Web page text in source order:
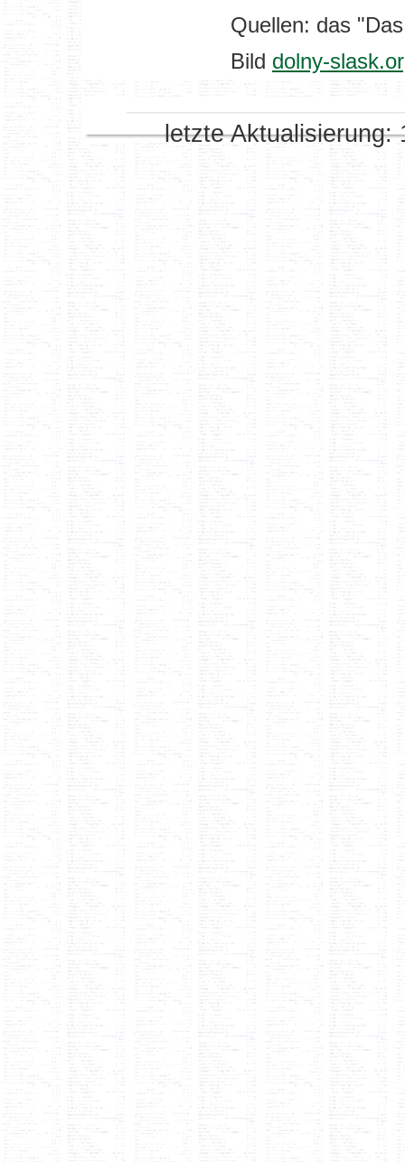
Quellen: das
Bild dolny-
letzte Aktualisierung: